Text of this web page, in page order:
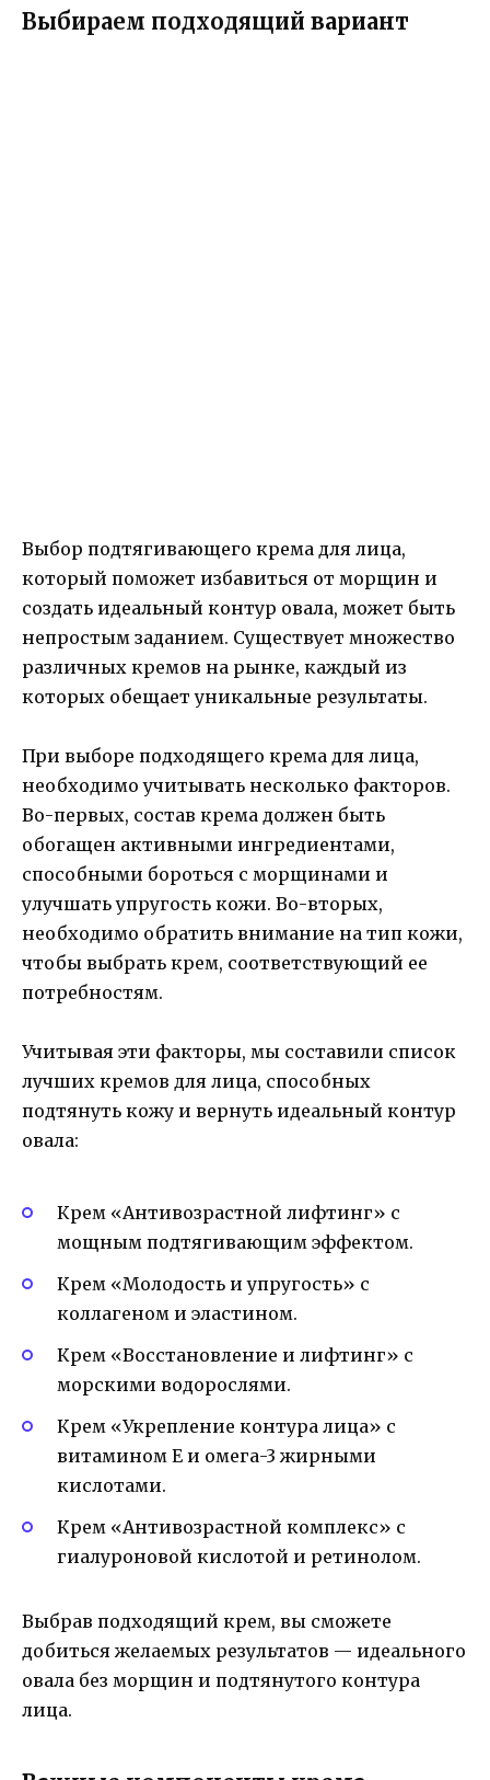
Выбираем подходящий вариант
Выбор подтягивающего крема для лица,
который поможет избавиться от морщин и
создать идеальный контур овала, может быть
непростым заданием. Существует множество
различных кремов на рынке, каждый из
которых обещает уникальные результаты.
При выборе подходящего крема для лица,
необходимо учитывать несколько факторов.
Во-первых, состав крема должен быть
обогащен активными ингредиентами,
способными бороться с морщинами и
улучшать упругость кожи. Во-вторых,
необходимо обратить внимание на тип кожи,
чтобы выбрать крем, соответствующий ее
потребностям.
Учитывая эти факторы, мы составили список
лучших кремов для лица, способных
подтянуть кожу и вернуть идеальный контур
овала:
Крем «Антивозрастной лифтинг» с
мощным подтягивающим эффектом.
Крем «Молодость и упругость» с
коллагеном и эластином.
Крем «Восстановление и лифтинг» с
морскими водорослями.
Крем «Укрепление контура лица» с
витамином Е и омега-3 жирными
кислотами.
Крем «Антивозрастной комплекс» с
гиалуроновой кислотой и ретинолом.
Выбрав подходящий крем, вы сможете
добиться желаемых результатов — идеального
овала без морщин и подтянутого контура
лица.